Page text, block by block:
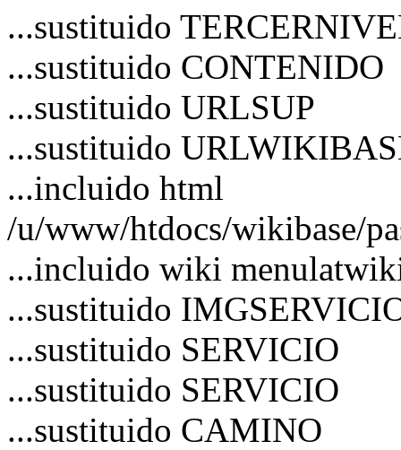
...sustituido
...sustituido CONTENIDO
...sustituido URLSUP
...sustituido
...incluido html
/u/www/htdocs/wikibase/
...incluido wiki
...sustituido
...sustituido SERVICIO
...sustituido SERVICIO
...sustituido CAMINO